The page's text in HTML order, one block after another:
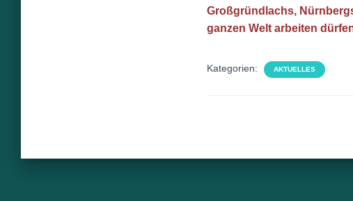
Großgründlachs,
ganzen Welt arbeiten
Kategorien: AKTUELLES